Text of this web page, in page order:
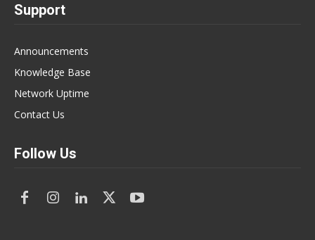
Support
Announcements
Knowledge Base
Network Uptime
Contact Us
Follow Us